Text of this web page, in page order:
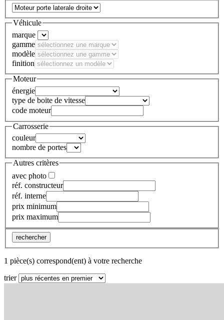
Véhicule
marque
gamme
modèle
finition
Moteur
énergie
type de boite de vitesse
code moteur
Carrosserie
couleur
nombre de portes
Autres critères
avec photo
réf. constructeur
réf. interne
prix minimum
prix maximum
rechercher
1 pièce(s) correspond(ent) à votre recherche
trier